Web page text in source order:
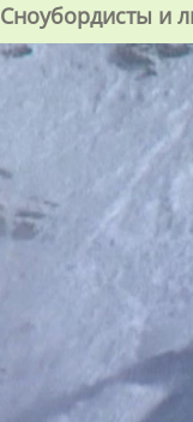
Сноубордисты и